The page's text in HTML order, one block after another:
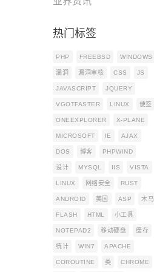
热门标签
PHP FREEBSD WINDOWS
漏洞 漏洞审核 CSS JS
JAVASCRIPT JQUERY
VGOTFASTER LINUX 便签
ONEEXPLORER X-PLANE
MICROSOFT IE AJAX
DOS 博客 PHPWIND
设计 MYSQL IIS VISTA
LINUX 网络安全 RUST
ANDROID 美国 ASP 木马
FLASH HTML 小工具
NOTEPAD2 移动硬盘 缓存
统计 WIN7 APACHE
COROUTINE 类 CHROME